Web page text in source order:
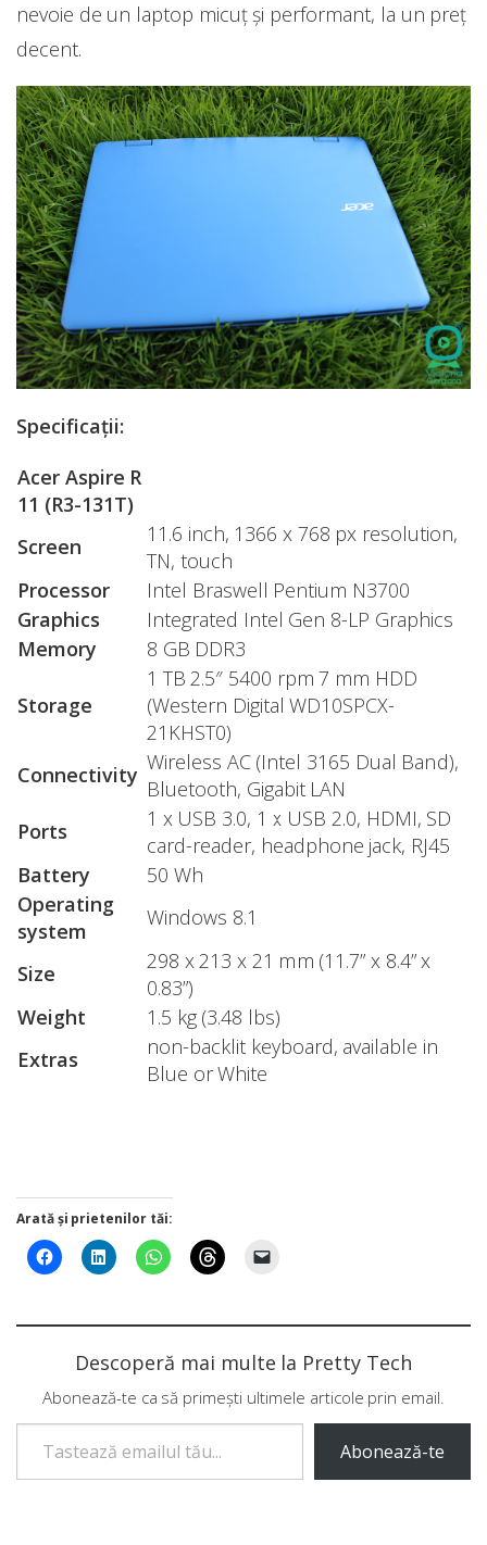
nevoie de un laptop micuț și performant, la un preț
decent.
Specificații:
Acer Aspire R
11 (R3-131T)
Screen
11.6 inch, 1366 x 768 px resolution,
TN, touch
Processor
Intel Braswell Pentium N3700
Graphics
Integrated Intel Gen 8-LP Graphics
Memory
8 GB DDR3
Storage
1 TB 2.5″ 5400 rpm 7 mm HDD
(Western Digital WD10SPCX-
21KHST0)
Connectivity Wireless AC (Intel 3165 Dual Band),
Bluetooth, Gigabit LAN
Ports
1 x USB 3.0, 1 x USB 2.0, HDMI, SD
card-reader, headphone jack, RJ45
Battery
50 Wh
Operating
system
Windows 8.1
Size
298 x 213 x 21 mm (11.7” x 8.4” x
0.83”)
Weight
1.5 kg (3.48 lbs)
Extras
non-backlit keyboard, available in
Blue or White
Arată și prietenilor tăi:
Descoperă mai multe la Pretty Tech
Abonează-te ca să primești ultimele articole prin email.
Tastează emailul tău...
Abonează-te